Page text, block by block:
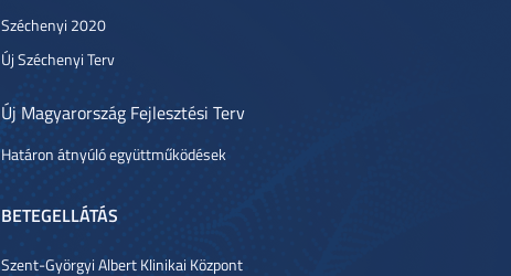
Széchenyi 2020
Új Széchenyi Terv
Új Magyarország Fejlesztési Terv
Határon átnyúló együttműködések
BETEGELLÁTÁS
Szent-Györgyi Albert Klinikai Központ